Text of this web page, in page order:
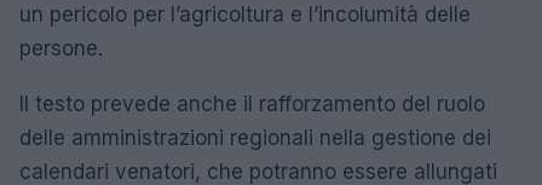
un pericolo per l’agricoltura e l’incolumità delle
persone.
Il testo prevede anche il rafforzamento del ruolo
delle amministrazioni regionali nella gestione dei
calendari venatori, che potranno essere allungati